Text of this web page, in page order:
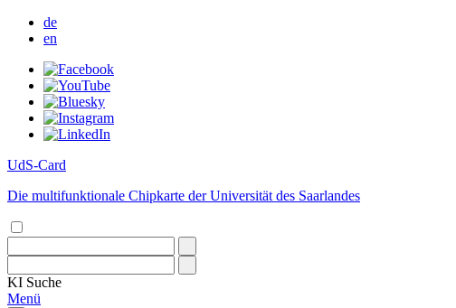
de
en
UdS-Card
Die multifunktionale Chipkarte der Universität des Saarlandes
KI Suche
Menü